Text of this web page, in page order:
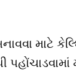
માટે